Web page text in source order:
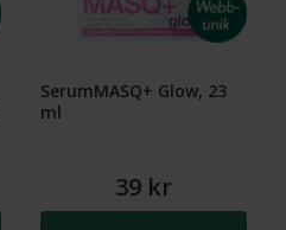
SerumMASQ+ Glow, 23
ml
39 kr